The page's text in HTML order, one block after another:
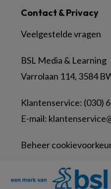
Contact & Privacy
Veelgestelde vragen
BSL Media & Learning
Varrolaan 114, 3584
Klantenservice: (030)
E-mail:
Beheer